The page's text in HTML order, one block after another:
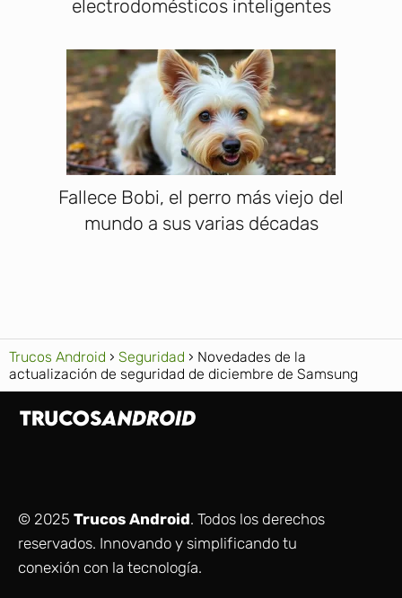
electrodomésticos inteligentes
Fallece Bobi, el perro más viejo del
mundo a sus varias décadas
Trucos Android Seguridad
Novedades de la
actualización de seguridad de diciembre de Samsung
© 2025 Trucos Android. Todos los derechos
reservados. Innovando y simplificando tu
conexión con la tecnología.